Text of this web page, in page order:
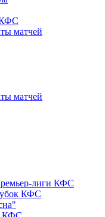
КФС
матчей
матчей
лиги КФС
КФС